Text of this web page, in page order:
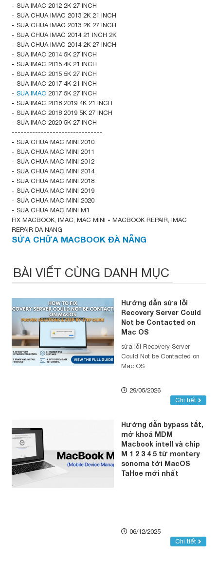
- SUA IMAC 2012 2K 27 INCH
- SUA CHUA IMAC 2013 2K 21 INCH
- SUA CHUA IMAC 2013 2K 27 INCH
- SUA CHUA IMAC 2014 21 INCH 2K
- SUA CHUA IMAC 2014 2K 27 INCH
- SUA IMAC 2014 5K 27 INCH
- SUA IMAC 2015 4K 21 INCH
- SUA IMAC 2015 5K 27 INCH
- SUA IMAC 2017 4K 21 INCH
- SUA IMAC 2017 5K 27 INCH
- SUA IMAC 2018 2019 4K 21 INCH
- SUA IMAC 2018 2019 5K 27 INCH
- SUA IMAC 2020 5K 27 INCH
-------------------------------
- SUA CHUA MAC MINI 2010
- SUA CHUA MAC MINI 2011
- SUA CHUA MAC MINI 2012
- SUA CHUA MAC MINI 2014
- SUA CHUA MAC MINI 2018
- SUA CHUA MAC MINI 2019
- SUA CHUA MAC MINI 2020
- SUA CHUA MAC MINI M1
FIX MACBOOK, IMAC, MAC MINI - MACBOOK REPAIR, IMAC
REPAIR DA NANG
SỬA CHỮA MACBOOK ĐÀ NẴNG
BÀI VIẾT CÙNG DANH MỤC
Hướng dẫn sửa lỗi
Recovery Server Could
Not be Contacted on
Mac OS
sửa lỗi Recovery Server
Could Not be Contacted on
Mac OS
29/05/2026
Chi tiết
Hướng dẫn bypass tắt,
mở khoá MDM
Macbook intell và chip
M 1 2 3 4 5 từ montery
sonoma tới MacOS
TaHoe mới nhất
06/12/2025
Chi tiết